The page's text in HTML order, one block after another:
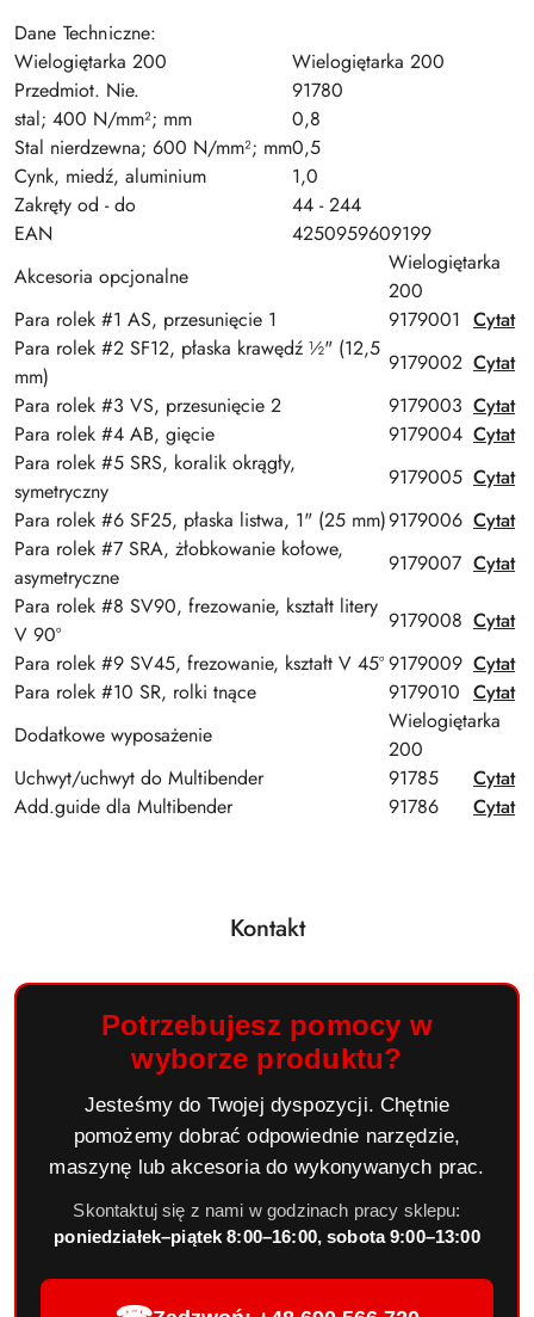
Dane Techniczne:
Wielogiętarka 200
Wielogiętarka 200
Przedmiot. Nie.
91780
stal; 400 N/mm²; mm
0,8
Stal nierdzewna; 600 N/mm²; mm0,5
Cynk, miedź, aluminium
1,0
Zakręty od - do
44 - 244
EAN
4250959609199
Akcesoria opcjonalne
Wielogiętarka
200
Para rolek #1 AS, przesunięcie 1
9179001 Cytat
Para rolek #2 SF12, płaska krawędź ½" (12,5
mm)
9179002 Cytat
Para rolek #3 VS, przesunięcie 2
9179003 Cytat
Para rolek #4 AB, gięcie
9179004 Cytat
Para rolek #5 SRS, koralik okrągły,
symetryczny
9179005 Cytat
Para rolek #6 SF25, płaska listwa, 1" (25 mm)9179006 Cytat
Para rolek #7 SRA, żłobkowanie kołowe,
asymetryczne
9179007 Cytat
Para rolek #8 SV90, frezowanie, kształt litery
V 90º
9179008 Cytat
Para rolek #9 SV45, frezowanie, kształt V 45º9179009 Cytat
Para rolek #10 SR, rolki tnące
9179010 Cytat
Dodatkowe wyposażenie
Wielogiętarka
200
Uchwyt/uchwyt do Multibender
91785
Cytat
Add.guide dla Multibender
91786 Cytat
Kontakt
Potrzebujesz pomocy w
wyborze produktu?
Jesteśmy do Twojej dyspozycji. Chętnie
pomożemy dobrać odpowiednie narzędzie,
maszynę lub akcesoria do wykonywanych prac.
Skontaktuj się z nami w godzinach pracy sklepu:
poniedziałek–piątek 8:00–16:00, sobota 9:00–13:00